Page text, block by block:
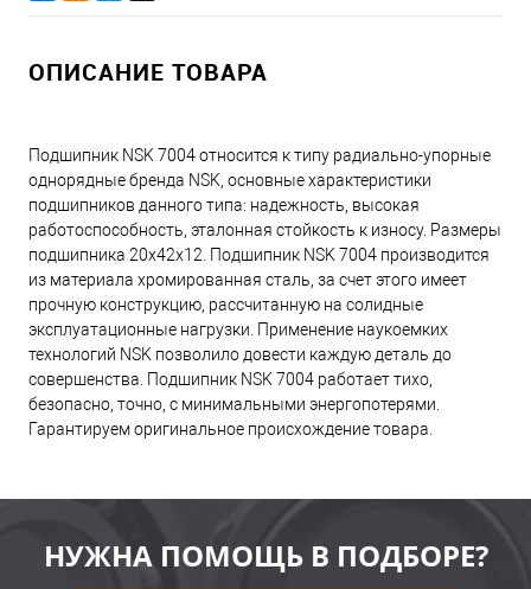
ОПИСАНИЕ ТОВАРА
Подшипник NSK 7004 относится к типу радиально-упорные
однорядные бренда NSK, основные характеристики
подшипников данного типа: надежность, высокая
работоспособность, эталонная стойкость к износу. Размеры
подшипника 20x42x12. Подшипник NSK 7004 производится
из материала хромированная сталь, за счет этого имеет
прочную конструкцию, рассчитанную на солидные
эксплуатационные нагрузки. Применение наукоемких
технологий NSK позволило довести каждую деталь до
совершенства. Подшипник NSK 7004 работает тихо,
безопасно, точно, с минимальными энергопотерями.
Гарантируем оригинальное происхождение товара.
НУЖНА ПОМОЩЬ В ПОДБОРЕ?